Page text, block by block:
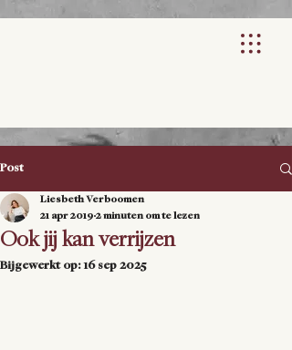
Post
Ook jij kan verrijzen
Liesbeth Verboomen
21 apr 2019 2 minuten om te lezen
Bijgewerkt op:16 sep 2025